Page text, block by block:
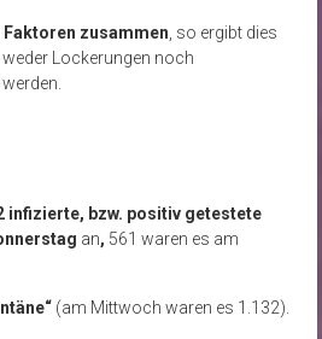
Faktoren zusammen , so ergibt dies
weder Lockerungen noch
infizierte, bzw. positiv getestete
an, 561 waren es am
(am Mittwoch waren es 1.132).